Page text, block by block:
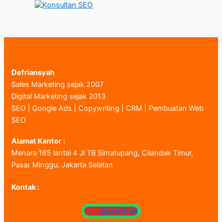
Defriansyah
Sales Marketing sejak 2007
Digital Marketing sejak 2013
SEO | Google Ads | Copywriting | CRM | Pembuatan Web
SEO
Alamat Kantor :
Menara 165 lantai 4 Jl TB Simatupang, Cilandak Timur,
Pasar Minggu, Jakarta Selatan
Kontak :
Open Chat